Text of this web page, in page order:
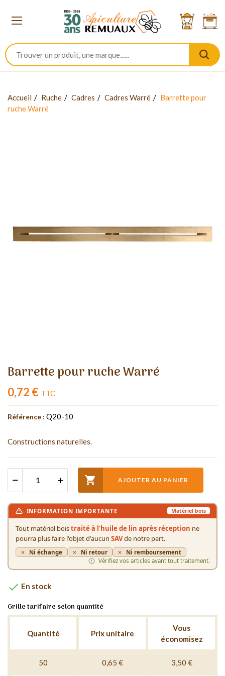
Accueil Ruche Cadres Cadres Warré
Barrette pour
ruche Warré
Barrette pour ruche Warré
0,72 € TTC
Référence : Q20-10
Constructions naturelles.
 AJOUTER AU PANIER
INFORMATION IMPORTANTE Matériel bois
Tout matériel boistraité à l'huile de lin après réception ne
pourra plus faire l'objet d'aucun SAVde notre part.
Ni échange Ni retour
Ni remboursement
Vérifiez vos articles avant tout traitement.
 En stock
Grille tarifaire selon quantité
Quantité Prix unitaire
Vous
économisez
50 0,65 € 3,50 €